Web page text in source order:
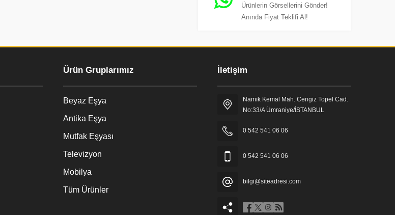
Ürünlerin Görsellerini Gönder!
Anında Fiyat Teklifi Al!
Ürün Gruplarımız
Beyaz Eşya
Antika Eşya
Mutfak Eşyası
Televizyon
Mobilya
Tüm Ürünler
İletişim
Namık Kemal Mah. Cengiz Topel Cad.
No:33/A Ümraniye/İSTANBUL
0 542 541 06 06
0 542 541 06 06
bilgi@siteadresi.com